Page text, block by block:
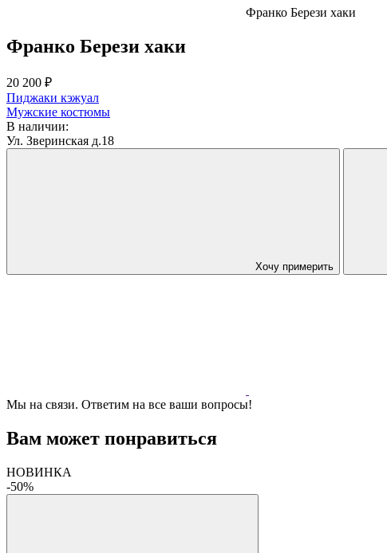
Франко Берези хаки
Франко Берези хаки
20 200 ₽
Пиджаки кэжуал
Мужские костюмы
В наличии:
Ул. Зверинская д.18
Хочу примерить
Мы на связи. Ответим на все ваши вопросы!
Вам может понравиться
НОВИНКА
-50%